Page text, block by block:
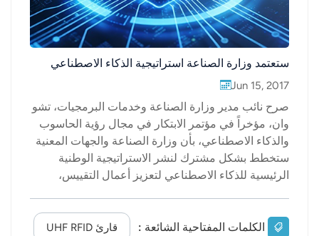
ستعتمد وزارة الصناعة استراتيجية الذكاء الاصطناعي
Jun 15, 2017
صرح نائب مدير وزارة الصناعة وخدمات البرمجيات، تشو
وان، مؤخراً في مؤتمر الابتكار في مجال رؤية الحاسوب
والذكاء الاصطناعي، بأن وزارة الصناعة والجهات المعنية
ستخطط بشكل مشترك لنشر الاستراتيجية الوطنية
الرئيسية للذكاء الاصطناعي لتعزيز أعمال التقييس،
المدينة الصناعية، وتوجيه تركيز المجتمع على المجالات
الرئيسية، وزيادة الاستثمار. ما هو الذكاء الاصطناعي؟
الكلمات المفتاحية الشائعة : قارئ UHF RFID